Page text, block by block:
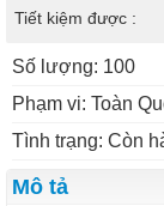
Tiết kiệm được :
Số lượng: 100
Phạm vi: Toàn
Tình trạng: Còn
Mô tả